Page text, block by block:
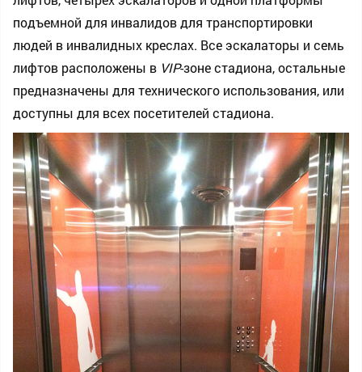
подъемной для инвалидов для транспортировки
людей в инвалидных креслах. Все эскалаторы и семь
лифтов расположены в VIP-зоне стадиона, остальные
предназначены для технического использования, или
доступны для всех посетителей стадиона.